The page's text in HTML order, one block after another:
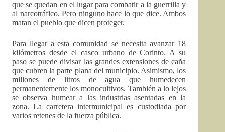
que se quedan en el lugar para combatir a la guerrilla y
al narcotráfico. Pero ninguno hace lo que dice. Ambos
matan el pueblo que dicen proteger.
Para llegar a esta comunidad se necesita avanzar 18
kilómetros desde el casco urbano de Corinto. A su
paso se puede divisar las grandes extensiones de caña
que cubren la parte plana del municipio. Asimismo, los
millones de litros de agua que humedecen
permanentemente los monocultivos. También a lo lejos
se observa humear a las industrias asentadas en la
zona. La carretera intermunicipal es custodiada por
varios retenes de la fuerza pública.